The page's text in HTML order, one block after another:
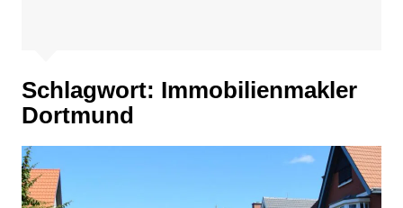
Schlagwort: Immobilienmakler
Dortmund